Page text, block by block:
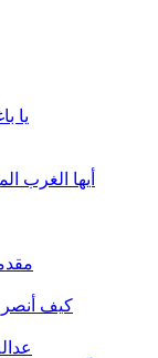
يا
أيها الغرب
كيف أنصر